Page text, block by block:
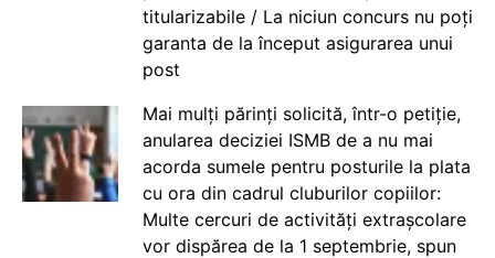
titularizabile / La niciun concurs nu poți
garanta de la început asigurarea unui
post
Mai mulți părinți solicită, într-o petiție,
anularea deciziei ISMB de a nu mai
acorda sumele pentru posturile la plata
cu ora din cadrul cluburilor copiilor:
Multe cercuri de activități extrașcolare
vor dispărea de la 1 septembrie, spun